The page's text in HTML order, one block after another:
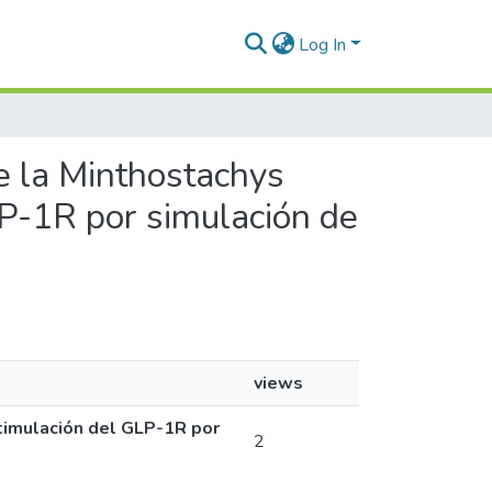
Log In
la Minthostachys
1R por simulación de
views
del GLP-1R por
2